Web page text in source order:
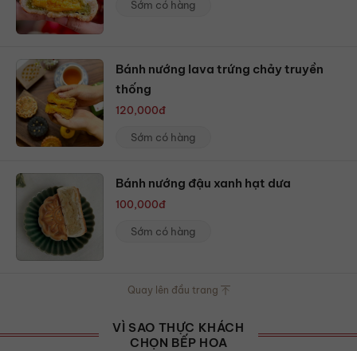
Sớm có hàng
Bánh nướng lava trứng chảy truyền
thống
120,000đ
Sớm có hàng
Bánh nướng đậu xanh hạt dưa
100,000đ
Sớm có hàng
Quay lên đầu trang
VÌ SAO THỰC KHÁCH
CHỌN BẾP HOA